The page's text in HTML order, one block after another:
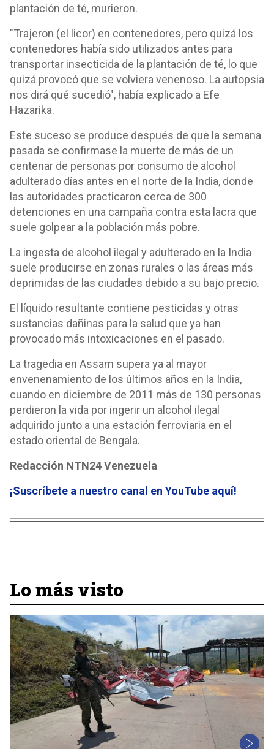
plantación de té, murieron.
"Trajeron (el licor) en contenedores, pero quizá los
contenedores había sido utilizados antes para
transportar insecticida de la plantación de té, lo que
quizá provocó que se volviera venenoso. La autopsia
nos dirá qué sucedió", había explicado a Efe
Hazarika.
Este suceso se produce después de que la semana
pasada se confirmase la muerte de más de un
centenar de personas por consumo de alcohol
adulterado días antes en el norte de la India, donde
las autoridades practicaron cerca de 300
detenciones en una campaña contra esta lacra que
suele golpear a la población más pobre.
La ingesta de alcohol ilegal y adulterado en la India
suele producirse en zonas rurales o las áreas más
deprimidas de las ciudades debido a su bajo precio.
El líquido resultante contiene pesticidas y otras
sustancias dañinas para la salud que ya han
provocado más intoxicaciones en el pasado.
La tragedia en Assam supera ya al mayor
envenenamiento de los últimos años en la India,
cuando en diciembre de 2011 más de 130 personas
perdieron la vida por ingerir un alcohol ilegal
adquirido junto a una estación ferroviaria en el
estado oriental de Bengala.
Redacción NTN24 Venezuela
¡Suscríbete a nuestro canal en YouTube aquí!
Lo más visto